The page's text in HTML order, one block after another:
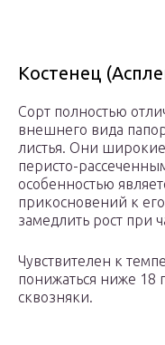
Костенец
Сорт полностью
внешнего вида
листья. Они
перисто-
особенностью
прикосновений к
замедлить рост при
Чувствителен к
понижаться ниже 18
сквозняки.